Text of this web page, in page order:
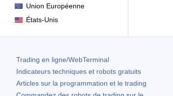
Union Européenne
États-Unis
Trading en ligne/WebTerminal
Indicateurs techniques et robots gratuits
Articles sur la programmation et le trading